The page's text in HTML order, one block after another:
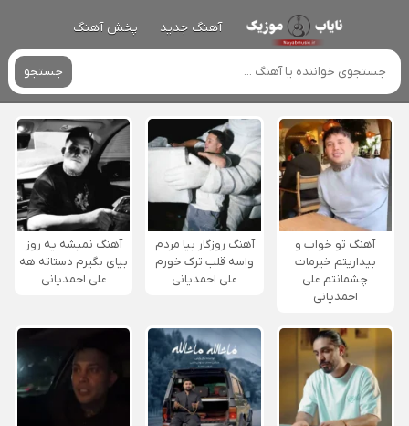
آهنگ جدید پخش آهنگ
جستجو
آهنگ تو خواب و
بیداریتم خیرمات
چشمانتم علی
احمدیانی
آهنگ روزگار بیا مردم
واسه قلب ترک خورم
علی احمدیانی
آهنگ نمیشه یه روز
بیای بگیرم دستاته هه
علی احمدیانی